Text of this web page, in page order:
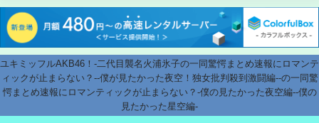
ユキミッフルAKB46！-二代目襲名火浦氷子の一同驚愕まとめ速報にロマンテ
ィックが止まらない？--僕が見たかった夜空！独女批判殺到激闘編--の一同驚
愕まとめ速報にロマンティックが止まらない？-僕の見たかった夜空編--僕の
見たかった星空編-